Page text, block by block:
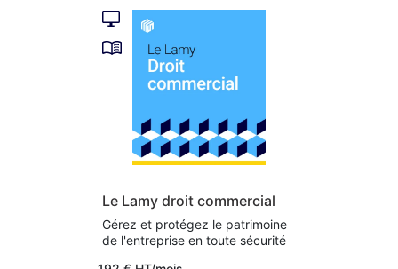
Le Lamy droit commercial
Gérez et protégez le patrimoine
de l'entreprise en toute sécurité